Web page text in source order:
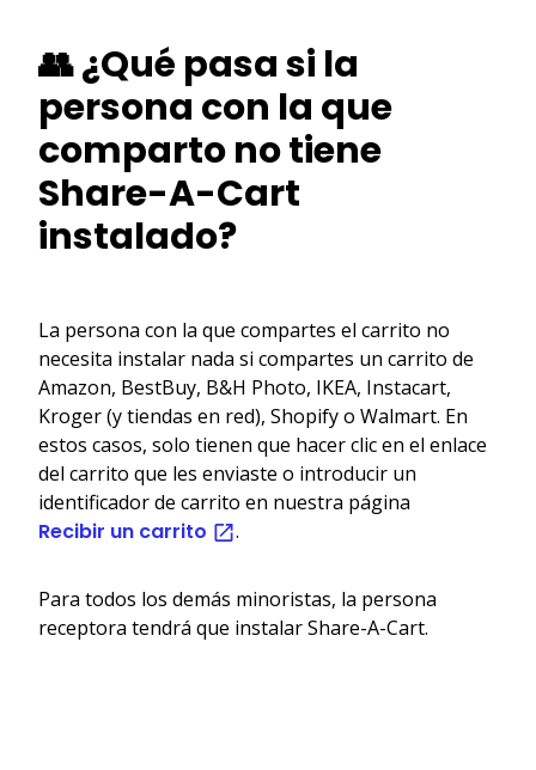
👥 ¿Qué pasa si la
persona con la que
comparto no tiene
Share-A-Cart
instalado?
La persona con la que compartes el carrito no
necesita instalar nada si compartes un carrito de
Amazon, BestBuy, B&H Photo, IKEA, Instacart,
Kroger (y tiendas en red), Shopify o Walmart. En
estos casos, solo tienen que hacer clic en el enlace
del carrito que les enviaste o introducir un
identificador de carrito en nuestra página
Recibir un carrito .
Para todos los demás minoristas, la persona
receptora tendrá que instalar Share-A-Cart.